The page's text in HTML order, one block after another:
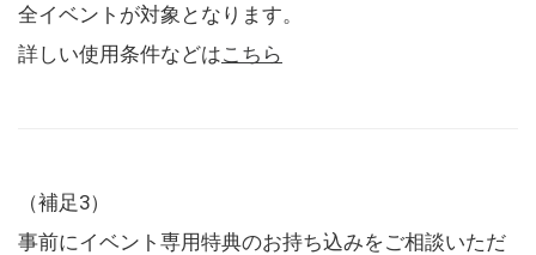
全イベントが対象となります。
詳しい使用条件などはこちら
（補足3）
事前にイベント専用特典のお持ち込みをご相談いただ